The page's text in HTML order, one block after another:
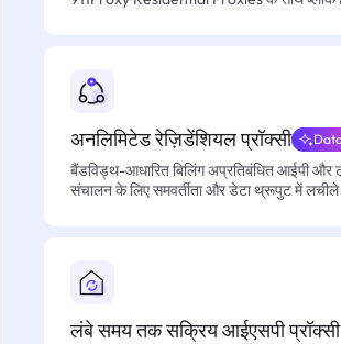
अनलिमिटेड रेज़िडेंशियल प्रॉक्सी
बैंडविड्थ-आधारित बिलिंग अप्रतिबंधित आईपी और
संचालन के लिए समवर्तीता और डेटा थ्रूपुट में लचीले
लंबे समय तक सक्रिय आईएसपी प्रॉक्सी